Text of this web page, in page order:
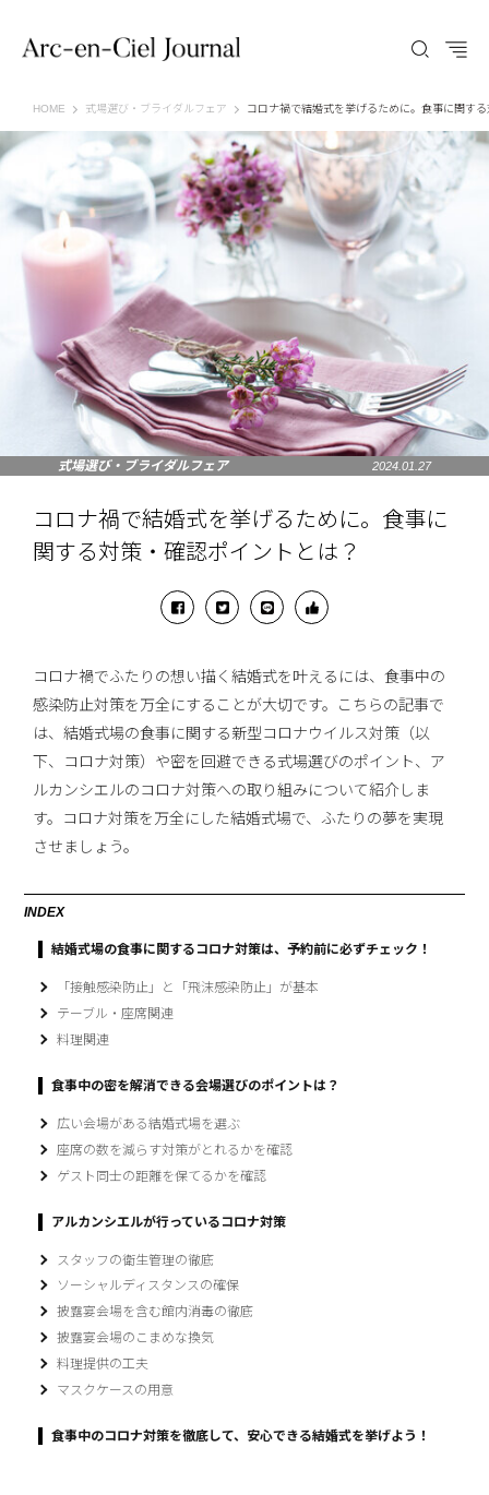
HOME Arc-en-Ciel Journal（アルカンシエル ジャーナル）
式場選び・ブライダルフェア コロナ禍で結婚式を挙げるために。食事に関す
式場選び・ブライダルフェア 2024.01.27
コロナ禍で結婚式を挙げるために。食事に
関する対策・確認ポイントとは？
コロナ禍でふたりの想い描く結婚式を叶えるには、食事中の
感染防止対策を万全にすることが大切です。こちらの記事で
は、結婚式場の食事に関する新型コロナウイルス対策（以
下、コロナ対策）や密を回避できる式場選びのポイント、ア
ルカンシエルのコロナ対策への取り組みについて紹介しま
す。コロナ対策を万全にした結婚式場で、ふたりの夢を実現
させましょう。
INDEX
結婚式場の食事に関するコロナ対策は、予約前に必ずチェック！
「接触感染防止」と「飛沫感染防止」が基本
テーブル・座席関連
料理関連
食事中の密を解消できる会場選びのポイントは？
広い会場がある結婚式場を選ぶ
座席の数を減らす対策がとれるかを確認
ゲスト同士の距離を保てるかを確認
アルカンシエルが行っているコロナ対策
スタッフの衛生管理の徹底
ソーシャルディスタンスの確保
披露宴会場を含む館内消毒の徹底
披露宴会場のこまめな換気
料理提供の工夫
マスクケースの用意
食事中のコロナ対策を徹底して、安心できる結婚式を挙げよう！